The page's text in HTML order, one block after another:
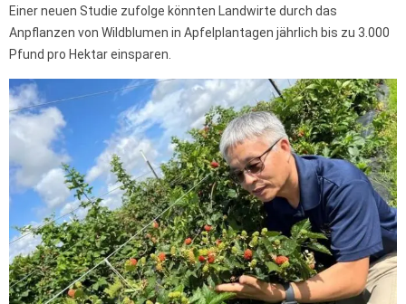
Einer neuen Studie zufolge könnten Landwirte durch das
Anpflanzen von Wildblumen in Apfelplantagen jährlich bis zu 3.000
Pfund pro Hektar einsparen.